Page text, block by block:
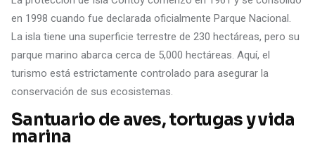
en 1998 cuando fue declarada oficialmente Parque Nacional.
La isla tiene una superficie terrestre de 230 hectáreas, pero su
parque marino abarca cerca de 5,000 hectáreas. Aquí, el
turismo está estrictamente controlado para asegurar la
conservación de sus ecosistemas.
Santuario de aves, tortugas y vida
marina